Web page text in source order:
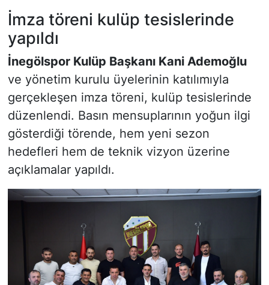
İmza töreni kulüp tesislerinde
yapıldı
İnegölspor Kulüp Başkanı Kani Ademoğlu
ve yönetim kurulu üyelerinin katılımıyla
gerçekleşen imza töreni, kulüp tesislerinde
düzenlendi. Basın mensuplarının yoğun ilgi
gösterdiği törende, hem yeni sezon
hedefleri hem de teknik vizyon üzerine
açıklamalar yapıldı.